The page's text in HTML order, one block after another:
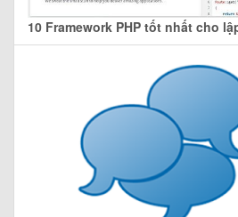
10 Framework PHP tốt nhất cho